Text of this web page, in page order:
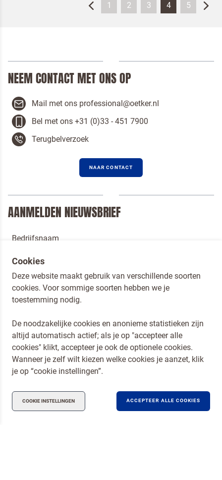
1 2 3 4 5
NEEM CONTACT MET ONS OP
Mail met ons professional@oetker.nl
Bel met ons +31 (0)33 - 451 7900
Terugbelverzoek
NAAR CONTACT
AANMELDEN NIEUWSBRIEF
Ik ben een horeca professional
Cookies
Deze website maakt gebruik van verschillende soorten
cookies. Voor sommige soorten hebben we je
toestemming nodig.
De noodzakelijke cookies en anonieme statistieken zijn
altijd automatisch actief; als je op "accepteer alle
cookies" klikt, accepteer je ook de optionele cookies.
Wanneer je zelf wilt kiezen welke cookies je aanzet, klik
je op “cookie instellingen”.
COOKIE INSTELLINGEN ACCEPTEER ALLE COOKIES